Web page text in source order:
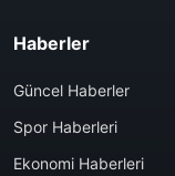
Haberler
Güncel Haberler
Spor Haberleri
Ekonomi Haberleri